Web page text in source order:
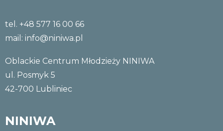
tel. +48 577 16 00 66
mail: info@niniwa.pl
Oblackie Centrum Młodzieży NINIWA
ul. Posmyk 5
42-700 Lubliniec
NINIWA